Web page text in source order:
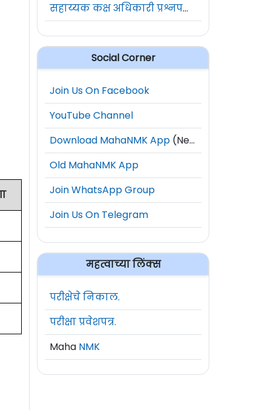
सहाय्यक कक्ष अधिकारी प्रश्नपत्रिका संच
Social Corner
Join Us On Facebook
YouTube Channel
Download MahaNMK App (New)
Old MahaNMK App
Join WhatsApp Group
Join Us On Telegram
महत्वाच्या लिंक्स
परीक्षेचे निकाल.
परीक्षा प्रवेशपत्र.
Maha NMK